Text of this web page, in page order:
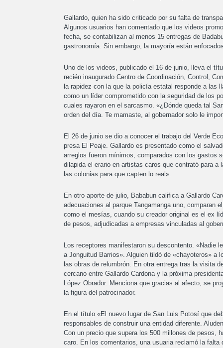
Gallardo, quien ha sido criticado por su falta de
Algunos usuarios han comentado que los videos
fecha, se contabilizan al menos 15 entregas de
gastronomía. Sin embargo, la mayoría están
Uno de los videos, publicado el 16 de junio, lleva el
recién inaugurado Centro de Coordinación, Control,
la rapidez con la que la policía estatal responde a las
como un líder comprometido con la seguridad de los
cuales rayaron en el sarcasmo. «¿Dónde queda tal
orden del día. Te mamaste, al gobernador solo le
El 26 de junio se dio a conocer el trabajo del Verde
presa El Peaje. Gallardo es presentado como el
arreglos fueron mínimos, comparados con los gastos
dilapida el erario en artistas caros que contrató para
las colonias para que capten lo real».
En otro aporte de julio, Bababun califica a Gallardo
adecuaciones al parque Tangamanga uno, comparan
como el mesías, cuando su creador original es el ex
de pesos, adjudicadas a empresas vinculadas al
Los receptores manifestaron su descontento. «Nadie
a Jonguitud Barrios». Alguien tildó de «chayoteros» a
las obras de relumbrón. En otra entrega tras la visita
cercano entre Gallardo Cardona y la próxima
López Obrador. Menciona que gracias al afecto, se
la figura del patrocinador.
En el título «El nuevo lugar de San Luis Potosí que
responsables de construir una entidad diferente.
Con un precio que supera los 500 millones de pesos,
caro. En los comentarios, una usuaria reclamó la